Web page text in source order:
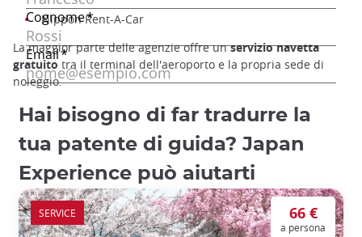
Nippon Rent-A-Car
La maggior parte delle agenzie offre unservizio navetta
gratuito tra il terminal dell'aeroporto e la propria sede di
noleggio.
Hai bisogno di far tradurre la
tua patente di guida? Japan
Experience può aiutarti
66 €
a persona
SERVICE